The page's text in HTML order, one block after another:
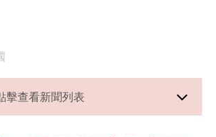
擊查看新聞列表